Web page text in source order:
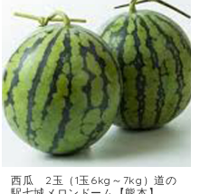
西瓜 2玉（1玉6kg～7kg）道の